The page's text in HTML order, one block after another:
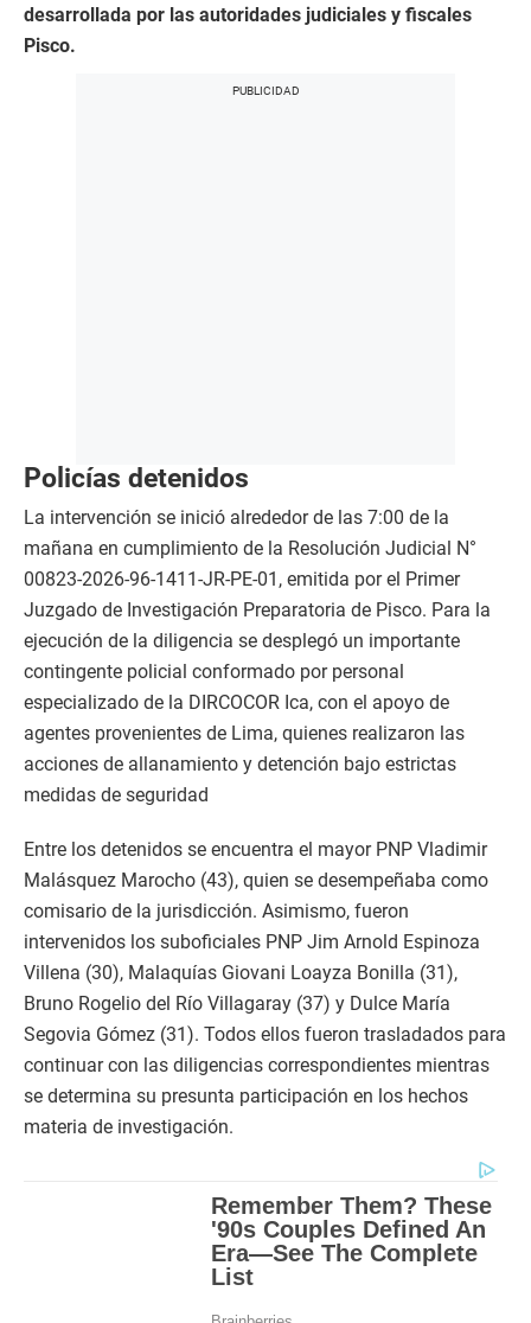
desarrollada por las autoridades judiciales y fiscales
Pisco.
Policías detenidos
La intervención se inició alrededor de las 7:00 de la
mañana en cumplimiento de la Resolución Judicial N°
00823-2026-96-1411-JR-PE-01, emitida por el Primer
Juzgado de Investigación Preparatoria de Pisco. Para la
ejecución de la diligencia se desplegó un importante
contingente policial conformado por personal
especializado de la DIRCOCOR Ica, con el apoyo de
agentes provenientes de Lima, quienes realizaron las
acciones de allanamiento y detención bajo estrictas
medidas de seguridad
Entre los detenidos se encuentra el mayor PNP Vladimir
Malásquez Marocho (43), quien se desempeñaba como
comisario de la jurisdicción. Asimismo, fueron
intervenidos los suboficiales PNP Jim Arnold Espinoza
Villena (30), Malaquías Giovani Loayza Bonilla (31),
Bruno Rogelio del Río Villagaray (37) y Dulce María
Segovia Gómez (31). Todos ellos fueron trasladados para
continuar con las diligencias correspondientes mientras
se determina su presunta participación en los hechos
materia de investigación.